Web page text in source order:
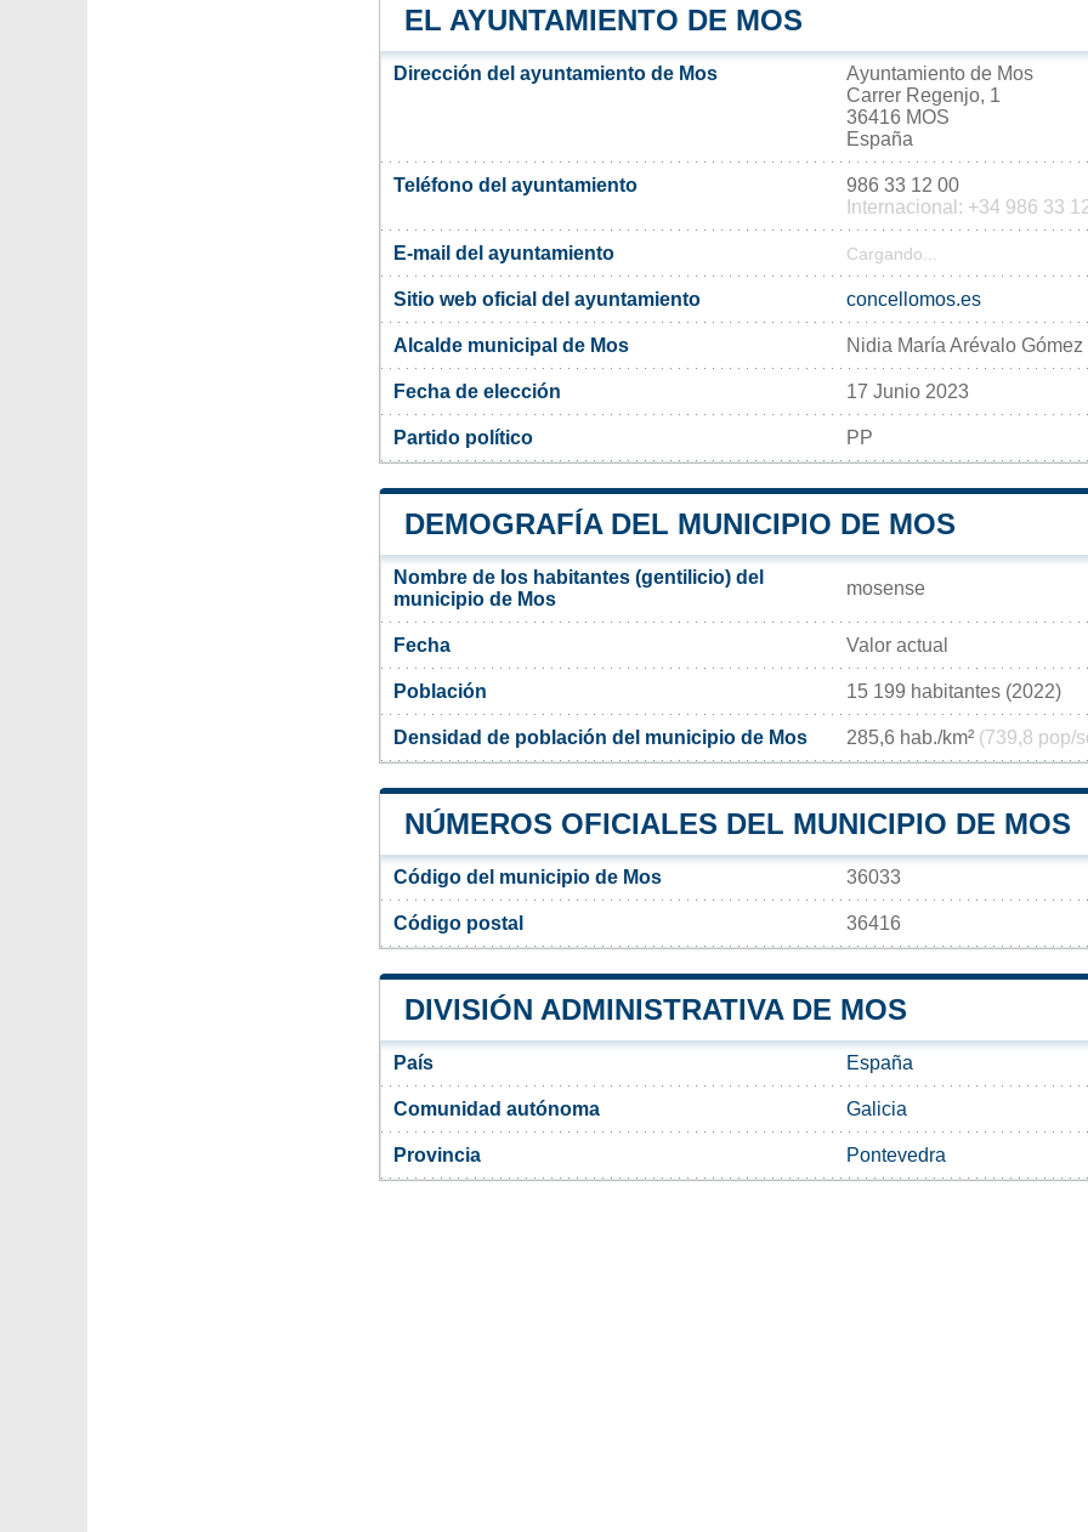
EL AYUNTAMIENTO DE MOS
Dirección del ayuntamiento de Mos
Ayuntamiento de Mos
Carrer Regenjo, 1
36416 MOS
España
Teléfono del ayuntamiento
986 33 12 00
Internacional: +34 986 33
E-mail del ayuntamiento Cargando...
Sitio web oficial del ayuntamiento concellomos.es
Alcalde municipal de Mos Nidia María Arévalo Gómez
Fecha de elección 17 Junio 2023
Partido político PP
DEMOGRAFÍA DEL MUNICIPIO DE MOS
Nombre de los habitantes (gentilicio) del
municipio de Mos
mosense
Fecha Valor actual
Población 15 199 habitantes (2022)
Densidad de población del municipio de Mos 285,6 hab./km² (739,8 pop/
NÚMEROS OFICIALES DEL MUNICIPIO DE MOS
Código del municipio de Mos 36033
Código postal 36416
DIVISIÓN ADMINISTRATIVA DE MOS
País España
Comunidad autónoma Galicia
Provincia Pontevedra